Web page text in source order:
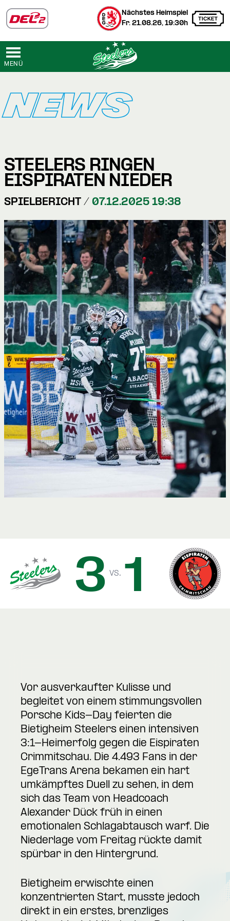
Nächstes Heimspiel
Fr. 21.08.26, 19:30h
MENÜ
NEWS
STEELERS RINGEN
EISPIRATEN NIEDER
SPIELBERICHT / 07.12.2025 19:38
3 vs. 1
Vor ausverkaufter Kulisse und
begleitet von einem stimmungsvollen
Porsche Kids-Day feierten die
Bietigheim Steelers einen intensiven
3:1-Heimerfolg gegen die Eispiraten
Crimmitschau. Die 4.493 Fans in der
EgeTrans Arena bekamen ein hart
umkämpftes Duell zu sehen, in dem
sich das Team von Headcoach
Alexander Dück früh in einen
emotionalen Schlagabtausch warf. Die
Niederlage vom Freitag rückte damit
spürbar in den Hintergrund.
Bietigheim erwischte einen
konzentrierten Start, musste jedoch
direkt in ein erstes, brenzliges